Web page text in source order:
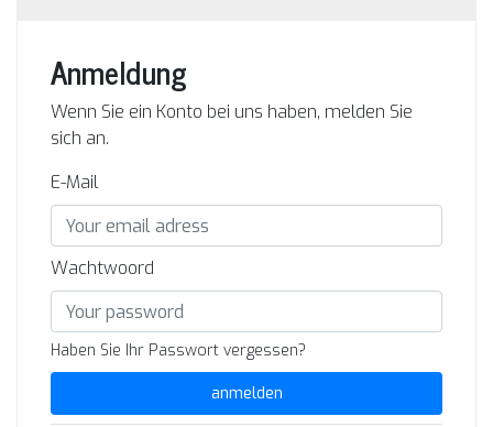
Anmeldung
Wenn Sie ein Konto bei uns haben, melden Sie
sich an.
E-Mail
Wachtwoord
Haben Sie Ihr Passwort vergessen?
anmelden